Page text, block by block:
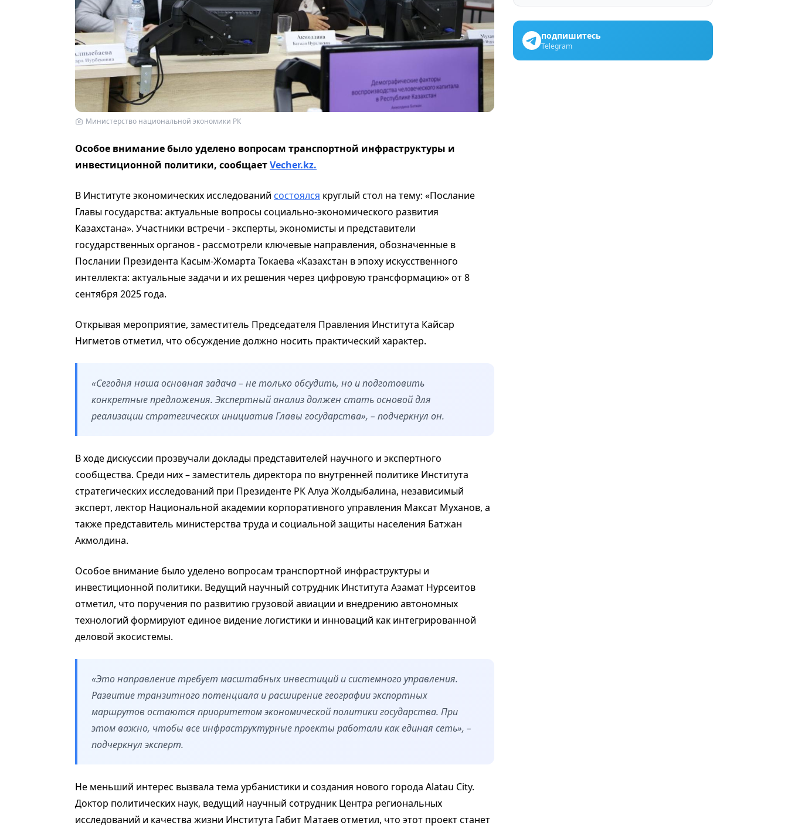
Министерство национальной экономики РК
Особое внимание было уделено вопросам транспортной инфраструктуры и
инвестиционной политики, сообщаетVecher.kz.
В Институте экономических исследований состоялся круглый стол на тему: «Послание
Главы государства: актуальные вопросы социально-экономического развития
Казахстана». Участники встречи - эксперты, экономисты и представители
государственных органов - рассмотрели ключевые направления, обозначенные в
Послании Президента Касым-Жомарта Токаева «Казахстан в эпоху искусственного
интеллекта: актуальные задачи и их решения через цифровую трансформацию» от 8
сентября 2025 года.
Открывая мероприятие, заместитель Председателя Правления Института Кайсар
Нигметов отметил, что обсуждение должно носить практический характер.
«Сегодня наша основная задача – не только обсудить, но и подготовить
конкретные предложения. Экспертный анализ должен стать основой для
реализации стратегических инициатив Главы государства», – подчеркнул он.
В ходе дискуссии прозвучали доклады представителей научного и экспертного
сообщества. Среди них – заместитель директора по внутренней политике Института
стратегических исследований при Президенте РК Алуа Жолдыбалина, независимый
эксперт, лектор Национальной академии корпоративного управления Максат Муханов, а
также представитель министерства труда и социальной защиты населения Батжан
Акмолдина.
Особое внимание было уделено вопросам транспортной инфраструктуры и
инвестиционной политики. Ведущий научный сотрудник Института Азамат Нурсеитов
отметил, что поручения по развитию грузовой авиации и внедрению автономных
технологий формируют единое видение логистики и инноваций как интегрированной
деловой экосистемы.
«Это направление требует масштабных инвестиций и системного управления.
Развитие транзитного потенциала и расширение географии экспортных
маршрутов остаются приоритетом экономической политики государства. При
этом важно, чтобы все инфраструктурные проекты работали как единая сеть», –
подчеркнул эксперт.
Не меньший интерес вызвала тема урбанистики и создания нового города Alatau City.
Доктор политических наук, ведущий научный сотрудник Центра региональных
исследований и качества жизни Института Габит Матаев отметил, что этот проект станет
подпишитесь
Telegram